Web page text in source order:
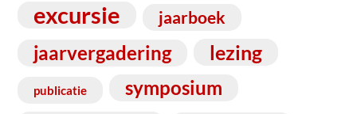
excursie jaarboek
jaarvergadering lezing
publicatie symposium